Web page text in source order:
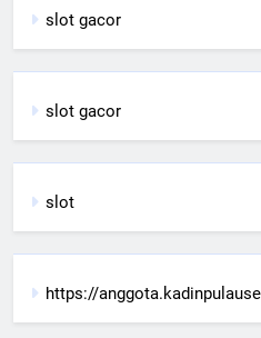
slot gacor
slot gacor
slot
https://